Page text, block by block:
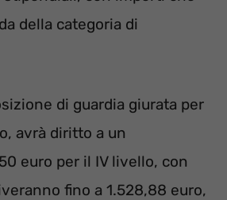
della categoria di
di guardia giurata per
avrà diritto a un
euro per il IV livello, con
fino a 1.528,88 euro,